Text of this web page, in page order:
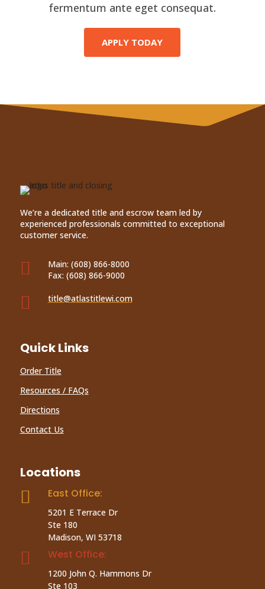
fermentum ante eget consequat.
APPLY TODAY
We’re a dedicated title and escrow team led by
experienced professionals committed to exceptional
customer service.
 Main: (608) 866-8000
Fax: (608) 866-9000
 title@atlastitlewi.com
Quick Links
Order Title
Resources / FAQs
Directions
Contact Us
Locations
 East Office:
5201 E Terrace Dr
Ste 180
Madison, WI 53718
 West Office:
1200 John Q. Hammons Dr
Ste 103